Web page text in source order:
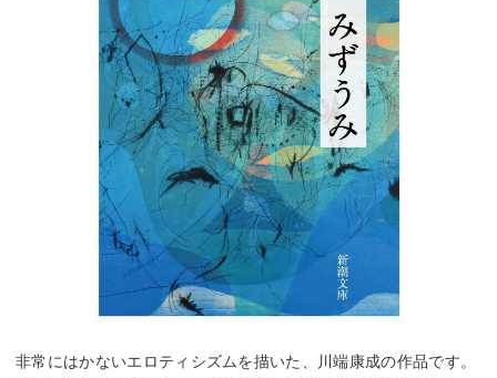
非常にはかないエロティシズムを描いた、川端康成の作品です。